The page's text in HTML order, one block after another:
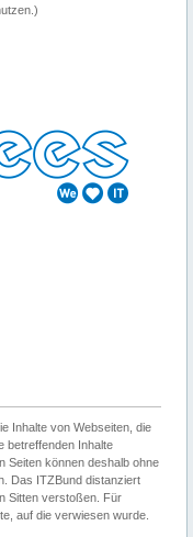
Inhalte von Webseiten, die
betreffenden Inhalte
Seiten können deshalb ohne
Das ITZBund distanziert
Sitten verstoßen. Für
auf die verwiesen wurde.